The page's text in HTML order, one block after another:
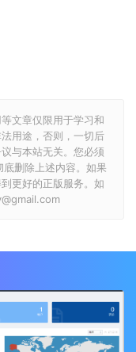
文章仅限用于学习和
用途，否则，一切后
与本站无关。您必须
删除上述内容。如果
更好的正版服务。如